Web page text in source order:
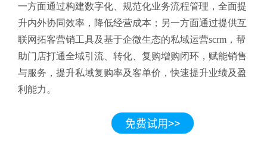
一方面通过构建数字化、规范化业务流程管理，全面提
升内外协同效率，降低经营成本；另一方面通过提供互
联网拓客营销工具及基于企微生态的私域运营scrm，帮
助门店打通全域引流、转化、复购增购闭环，赋能销售
与服务，提升私域复购率及客单价，快速提升业绩及盈
利能力。